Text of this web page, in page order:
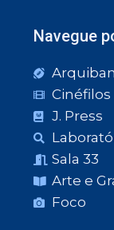
Navegue
Cinéfilos
J. Press
Sala 33
Arte e
Foco